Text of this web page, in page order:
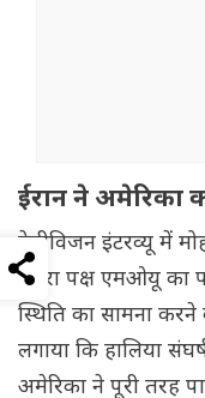
ईरान ने अमेरिका
टेलीविजन इंटरव्यू में
दूसरा पक्ष एमओयू का
स्थिति का सामना
लगाया कि हालिया
अमेरिका ने पूरी तरह